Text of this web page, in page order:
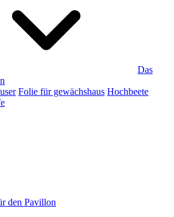
Das
Folie für gewächshaus Hochbeete
den Pavillon